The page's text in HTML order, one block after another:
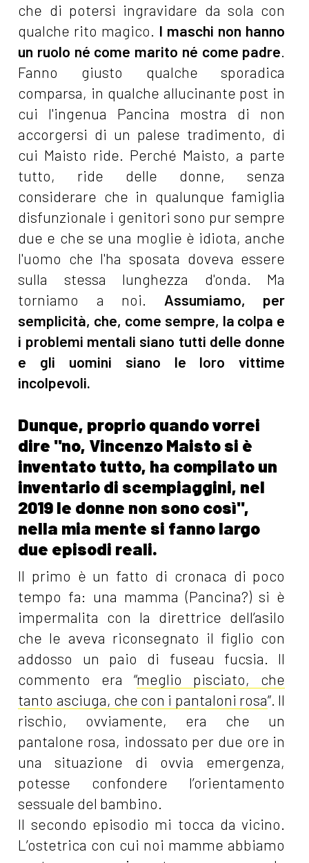
che di potersi ingravidare da sola con
qualche rito magico. I maschi non hanno
un ruolo né come marito né come padre.
Fanno giusto qualche sporadica
comparsa, in qualche allucinante post in
cui l'ingenua Pancina mostra di non
accorgersi di un palese tradimento, di
cui Maisto ride. Perché Maisto, a parte
tutto, ride delle donne, senza
considerare che in qualunque famiglia
disfunzionale i genitori sono pur sempre
due e che se una moglie è idiota, anche
l'uomo che l'ha sposata doveva essere
sulla stessa lunghezza d'onda. Ma
torniamo a noi. Assumiamo, per
semplicità, che, come sempre, la colpa e
i problemi mentali siano tutti delle donne
e gli uomini siano le loro vittime
incolpevoli.
Dunque, proprio quando vorrei
dire "no, Vincenzo Maisto si è
inventato tutto, ha compilato un
inventario di scempiaggini, nel
2019 le donne non sono così",
nella mia mente si fanno largo
due episodi reali.
Il primo è un fatto di cronaca di poco
tempo fa: una mamma (Pancina?) si è
impermalita con la direttrice dell’asilo
che le aveva riconsegnato il figlio con
addosso un paio di fuseau fucsia. Il
commento era “meglio pisciato, che
tanto asciuga, che con i pantaloni rosa”. Il
rischio, ovviamente, era che un
pantalone rosa, indossato per due ore in
una situazione di ovvia emergenza,
potesse confondere l’orientamento
sessuale del bambino.
Il secondo episodio mi tocca da vicino.
L’ostetrica con cui noi mamme abbiamo